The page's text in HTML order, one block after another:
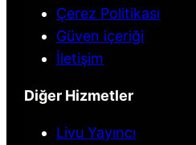
Çerez Politikası
Güven içeriği
İletişim
Diğer Hizmetler
Livu Yayıncı